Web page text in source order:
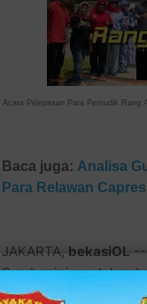
Acara Pelepasan Para Pemudik
Baca juga: Analisa
Para Relawan
JAKARTA, bekasiOL --
Sumbar ini, nyatakan
Pengurus Badan